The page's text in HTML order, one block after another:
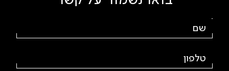
Wellness center
גלילות | יזם פרטי | מרכז Wellness